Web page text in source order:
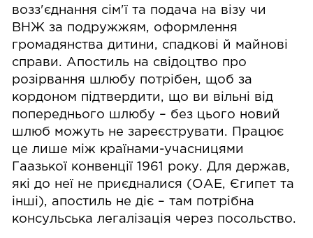
возз'єднання сім'ї та подача на візу чи
ВНЖ за подружжям, оформлення
громадянства дитини, спадкові й майнові
справи. Апостиль на свідоцтво про
розірвання шлюбу потрібен, щоб за
кордоном підтвердити, що ви вільні від
попереднього шлюбу – без цього новий
шлюб можуть не зареєструвати. Працює
це лише між країнами-учасницями
Гаазької конвенції 1961 року. Для держав,
які до неї не приєдналися (ОАЕ, Єгипет та
інші), апостиль не діє – там потрібна
консульська легалізація через посольство.